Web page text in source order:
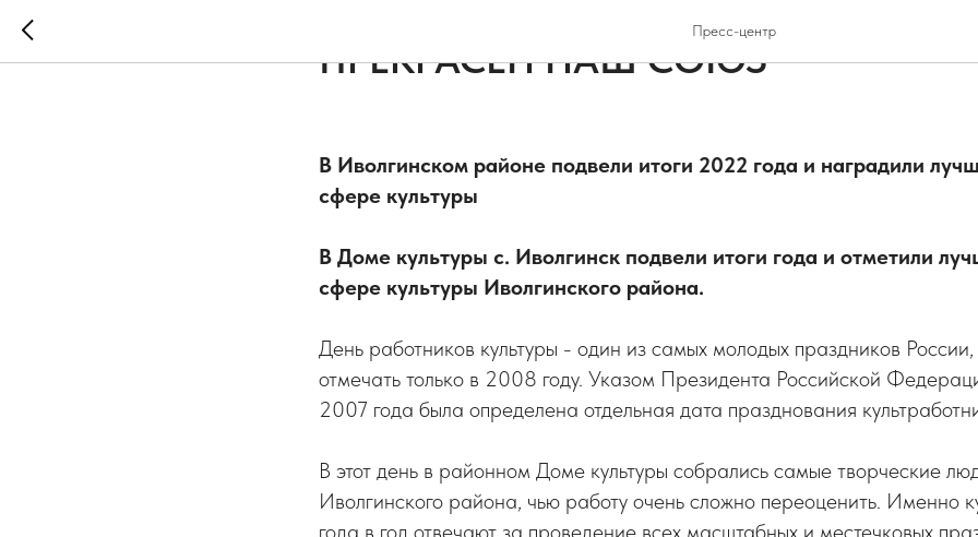
Пресс-центр
ПРЕКРАСЕН НАШ СОЮЗ
В Иволгинском районе подвели итоги 2022 года и наградили
сфере культуры
В Доме культуры с. Иволгинск подвели итоги года и отметили
сфере культуры Иволгинского района.
День работников культуры - один из самых молодых праздников России,
отмечать только в 2008 году. Указом Президента Российской
2007 года была определена отдельная дата празднования
В этот день в районном Доме культуры собрались самые творческие
Иволгинского района, чью работу очень сложно переоценить. Именно
года в год отвечают за проведение всех масштабных и местечковых